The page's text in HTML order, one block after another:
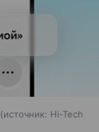
источник: Hi-Tech